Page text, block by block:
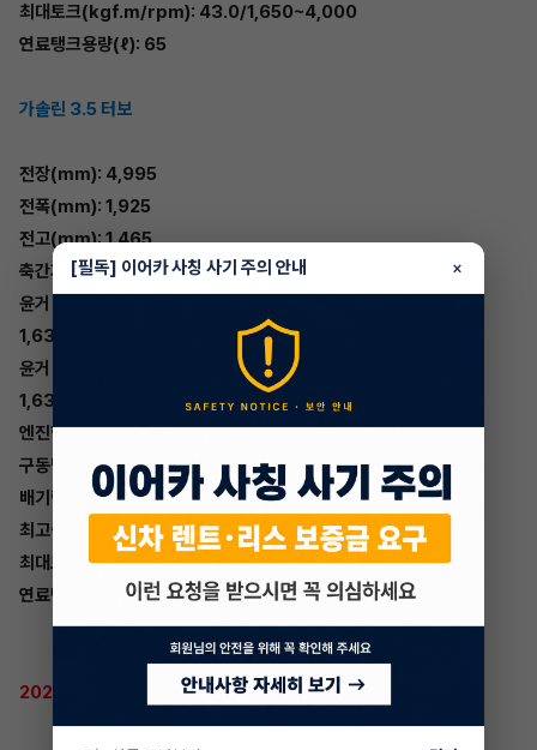
최대토크(kgf.m/rpm): 43.0/1,650~4,000
연료탱크용량(ℓ): 65
가솔린 3.5 터보
전장(mm): 4,995
전폭(mm): 1,925
전고(mm): 1,465
축간거리(mm): 3,010
윤거 전(mm):
1,630(19″)/1,630(20″)
윤거 후(mm):
1,637(19″)/1,637(20″)
엔진형식: V6 3.5 T-GDi
구동방식:2WD ,AWD
배기량(cc): 3,470
최고출력(PS/rpm):380/5,800
최대토크(kgf.m/rpm): 54.0/1,300~4,500
연료탱크용량(ℓ):73
2023 G80 모의견적
[필독] 이어카 사칭 사기 주의 안내 ×